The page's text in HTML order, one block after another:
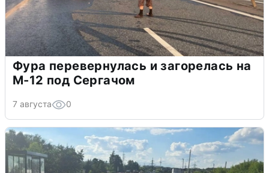
Фура перевернулась и загорелась на
М-12 под Сергачом
7 августа 0